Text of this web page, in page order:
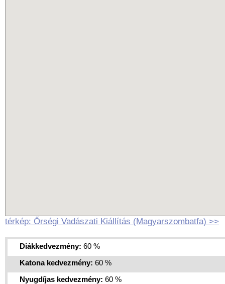
térkép: Őrségi Vadászati Kiállítás (Magyarszombatfa) >>
Diákkedvezmény: 60 %
Katona kedvezmény: 60 %
Nyugdíjas kedvezmény: 60 %